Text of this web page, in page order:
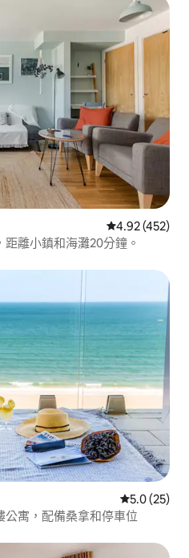
從 452 則評價
4.92 (452)
離小鎮和海灘20分鐘。
從 25 則評
5.0 (25)
公寓，配備桑拿和停車位